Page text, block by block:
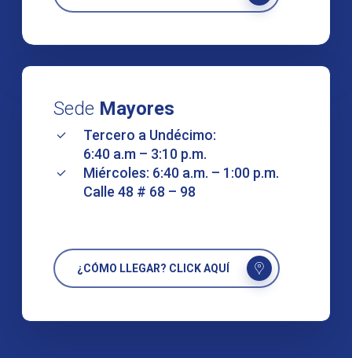
Sede Mayores
Tercero a Undécimo:
6:40 a.m – 3:10 p.m.
Miércoles: 6:40 a.m. – 1:00 p.m.
Calle 48 # 68 – 98
¿CÓMO LLEGAR? CLICK AQUÍ